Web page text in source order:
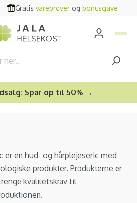
vareprøver ogbonusgave
Spar op til 50% →
er en hud- og hårplejeserie med
produkter. Produkterne er
kvalitetskrav til